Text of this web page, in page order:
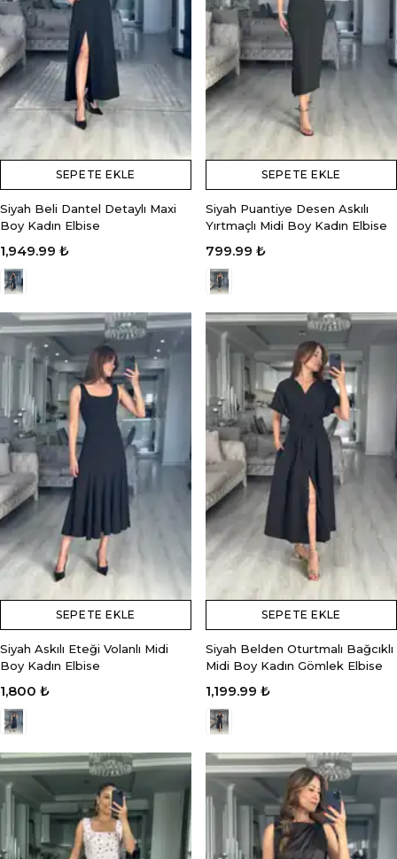
SEPETE EKLE
Siyah Beli Dantel Detaylı Maxi
Boy Kadın Elbise
1,949.99 ₺
SEPETE EKLE
Siyah Puantiye Desen Askılı
Yırtmaçlı Midi Boy Kadın Elbise
799.99 ₺
SEPETE EKLE
Siyah Askılı Eteği Volanlı Midi
Boy Kadın Elbise
1,800 ₺
SEPETE EKLE
Siyah Belden Oturtmalı Bağcıklı
Midi Boy Kadın Gömlek Elbise
1,199.99 ₺